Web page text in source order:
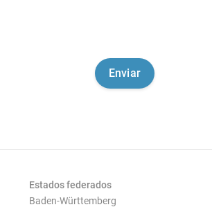
Estados federados
Baden-Württemberg